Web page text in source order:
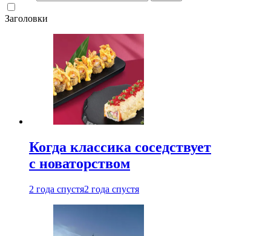
Заголовки
Когда классика соседствует
с новаторством
2 года спустя2 года спустя